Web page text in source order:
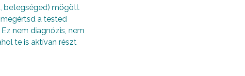
betegséged) mögött
a tested
nem diagnózis, nem
te is aktívan részt